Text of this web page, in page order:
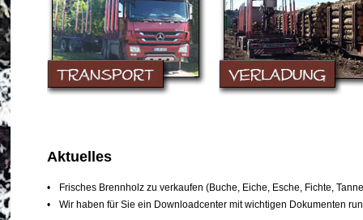
Aktuelles
•
Frisches Brennholz zu verkaufen (Buche, Eiche, Esche, Fichte,
•
Wir haben für Sie ein Downloadcenter mit wichtigen Dokumenten